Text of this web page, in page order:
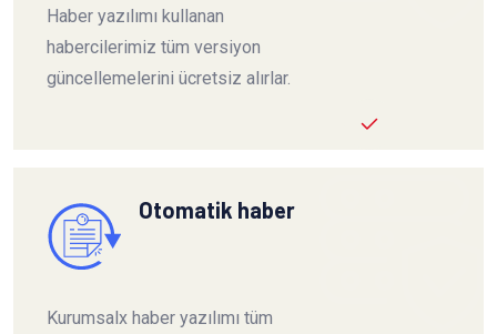
Haber yazılımı kullanan
habercilerimiz tüm versiyon
güncellemelerini ücretsiz alırlar.
Otomatik haber
Kurumsalx haber yazılımı tüm